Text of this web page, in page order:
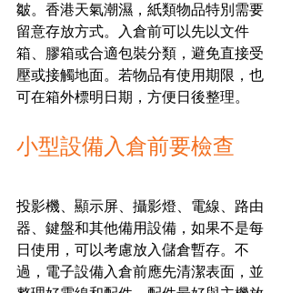
皺。香港天氣潮濕，紙類物品特別需要
留意存放方式。入倉前可以先以文件
箱、膠箱或合適包裝分類，避免直接受
壓或接觸地面。若物品有使用期限，也
可在箱外標明日期，方便日後整理。
小型設備入倉前要檢查
投影機、顯示屏、攝影燈、電線、路由
器、鍵盤和其他備用設備，如果不是每
日使用，可以考慮放入儲倉暫存。不
過，電子設備入倉前應先清潔表面，並